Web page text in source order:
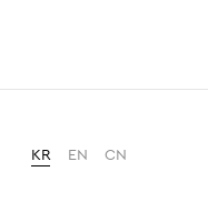
KR EN CN